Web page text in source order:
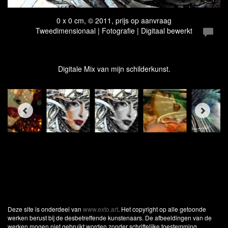
0 x 0 cm, © 2011, prijs op aanvraag
Tweedimensionaal | Fotografie | Digitaal bewerkt
Digitale Mix van mijn schilderkunst.
Deze site is onderdeel van www.exto.art. Het copyright op alle getoonde
werken berust bij de desbetreffende kunstenaars. De afbeeldingen van de
werken mogen niet gebruikt worden zonder schriftelijke toestemming.